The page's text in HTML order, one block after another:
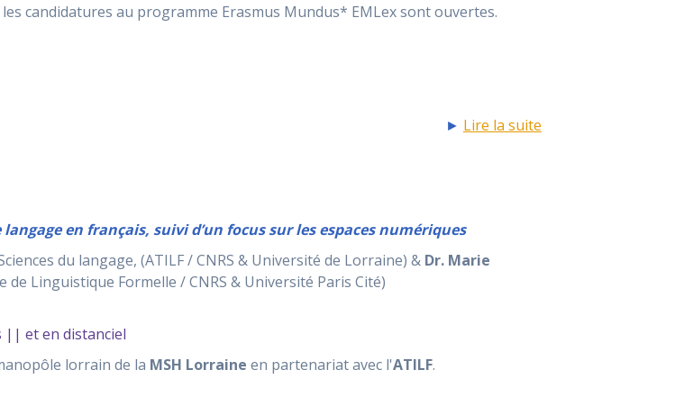
candidatures au programme Erasmus Mundus* EMLex sont ouvertes.
► Lire la suite
en français, suivi d’un focus sur les espaces numériques
du langage, (ATILF / CNRS & Université de Lorraine) & Dr. Marie
Linguistique Formelle / CNRS & Université Paris Cité)
|| et en distanciel
lorrain de la MSH Lorraine en partenariat avec l'ATILF.